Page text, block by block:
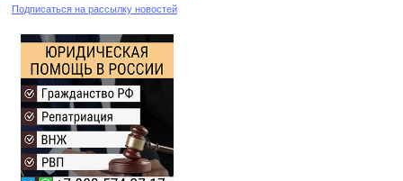
Подписаться на рассылку новостей